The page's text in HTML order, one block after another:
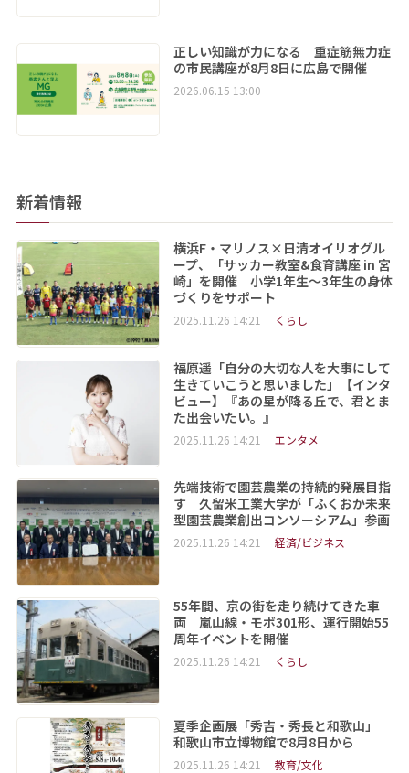
正しい知識が力になる 重症筋無力症
の市民講座が8月8日に広島で開催
2026.06.15 13:00
新着情報
横浜F・マリノス×日清オイリオグル
ープ、「サッカー教室&食育講座 in 宮
崎」を開催 小学1年生～3年生の身体
づくりをサポート
2025.11.26 14:21 くらし
福原遥「自分の大切な人を大事にして
生きていこうと思いました」【インタ
ビュー】『あの星が降る丘で、君とま
た出会いたい。』
2025.11.26 14:21 エンタメ
先端技術で園芸農業の持続的発展目指
す 久留米工業大学が「ふくおか未来
型園芸農業創出コンソーシアム」参画
2025.11.26 14:21 経済/ビジネス
55年間、京の街を走り続けてきた車
両 嵐山線・モボ301形、運行開始55
周年イベントを開催
2025.11.26 14:21 くらし
夏季企画展「秀吉・秀長と和歌山」
和歌山市立博物館で8月8日から
2025.11.26 14:21 教育/文化